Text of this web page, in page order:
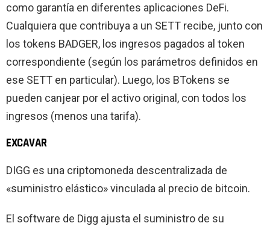
como garantía en diferentes aplicaciones DeFi.
Cualquiera que contribuya a un SETT recibe, junto con
los tokens BADGER, los ingresos pagados al token
correspondiente (según los parámetros definidos en
ese SETT en particular). Luego, los BTokens se
pueden canjear por el activo original, con todos los
ingresos (menos una tarifa).
EXCAVAR
DIGG es una criptomoneda descentralizada de
«suministro elástico» vinculada al precio de bitcoin.
El software de Digg ajusta el suministro de su